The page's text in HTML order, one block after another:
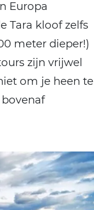
Europa
Tara kloof zelfs
meter dieper!)
zijn vrijwel
om je heen te